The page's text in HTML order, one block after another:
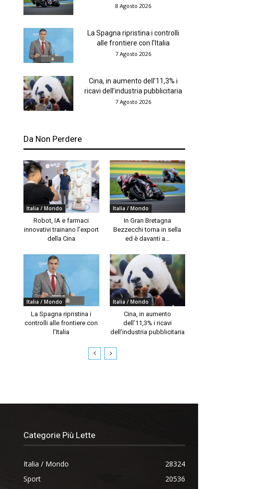
8 Agosto 2026
La Spagna ripristina i controlli
alle frontiere con l’Italia
7 Agosto 2026
Cina, in aumento dell’11,3% i
ricavi dell’industria pubblicitaria
7 Agosto 2026
Da Non Perdere
Italia / Mondo
Robot, IA e farmaci
innovativi trainano l’export
della Cina
Italia / Mondo
In Gran Bretagna
Bezzecchi torna in sella
ed è davanti a...
Italia / Mondo
La Spagna ripristina i
controlli alle frontiere con
l’Italia
Italia / Mondo
Cina, in aumento
dell’11,3% i ricavi
dell’industria pubblicitaria
Categorie Più Lette
Italia / Mondo
28324
Sport
20536